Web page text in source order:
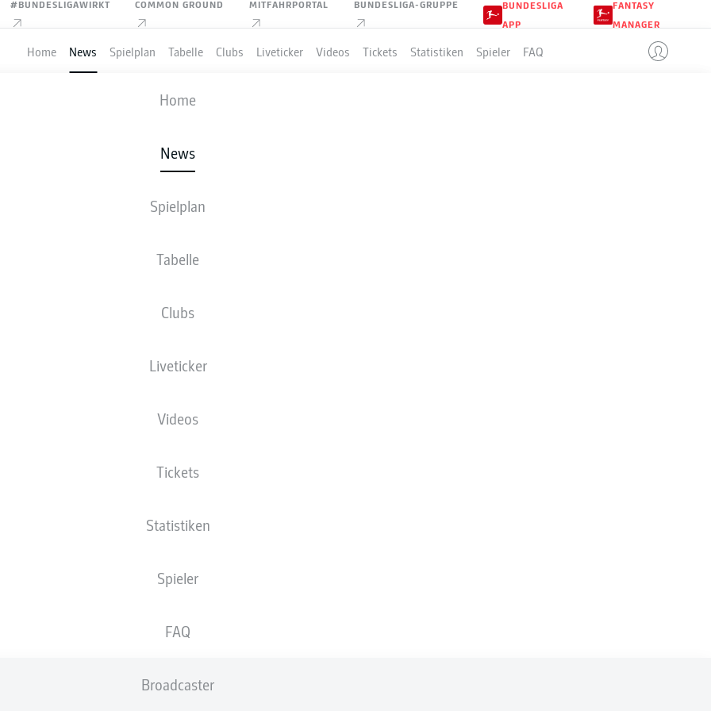
#BUNDESLIGAWIRKT COMMON GROUND MITFAHRPORTAL BUNDESLIGA-GRUPPE
BUNDESLIGA
APP
FANTASY
MANAGER
Home News Spielplan Tabelle Clubs Liveticker Videos Tickets Statistiken Spieler FAQ
Home
News
Spielplan
Tabelle
Clubs
Liveticker
Videos
Tickets
Statistiken
Spieler
FAQ
Broadcaster
Anzeige
BOCKHORN VERLÄNGERT
MAGDEBURG